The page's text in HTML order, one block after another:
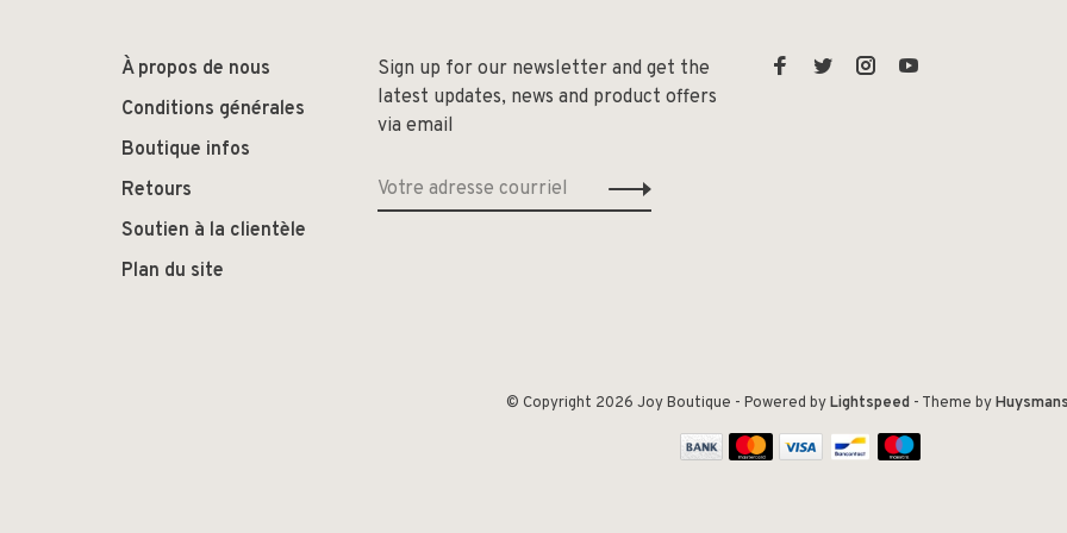
À propos de nous
Conditions générales
Boutique infos
Retours
Soutien à la clientèle
Plan du site
Sign up for our newsletter and get the
latest updates, news and product offers
via email
© Copyright 2026 Joy Boutique - Powered byLightspeed- Theme by